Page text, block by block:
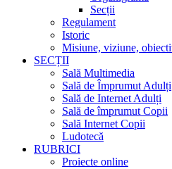
Secții
Regulament
Istoric
Misiune, viziune,
SECȚII
Sală Multimedia
Sală de Împrumut Adulți
Sală de Internet Adulți
Sală de împrumut Copii
Sală Internet Copii
Ludotecă
RUBRICI
Proiecte online